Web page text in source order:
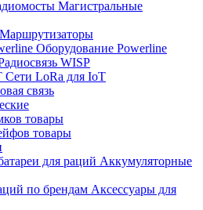
Магистральные
Маршрутизаторы
Оборудование Powerline
WISP
Сети LoRa для IoT
связь
товары
товары
Аккумуляторные
Аксессуары для